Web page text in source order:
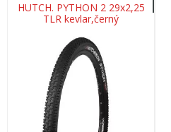
HUTCH. PYTHON 2 29x2,25
TLR kevlar,černý